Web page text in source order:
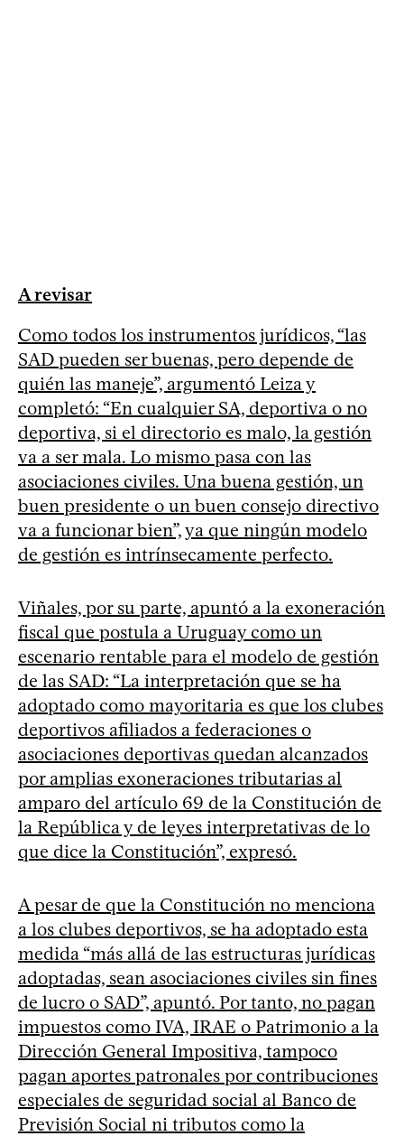
A revisar
Como todos los instrumentos jurídicos, “las
SAD pueden ser buenas, pero depende de
quién las maneje”, argumentó Leiza y
completó: “En cualquier SA, deportiva o no
deportiva, si el directorio es malo, la gestión
va a ser mala. Lo mismo pasa con las
asociaciones civiles. Una buena gestión, un
buen presidente o un buen consejo directivo
va a funcionar bien”, ya que ningún modelo
de gestión es intrínsecamente perfecto.
Viñales, por su parte, apuntó a la exoneración
fiscal que postula a Uruguay como un
escenario rentable para el modelo de gestión
de las SAD: “La interpretación que se ha
adoptado como mayoritaria es que los clubes
deportivos afiliados a federaciones o
asociaciones deportivas quedan alcanzados
por amplias exoneraciones tributarias al
amparo del artículo 69 de la Constitución de
la República y de leyes interpretativas de lo
que dice la Constitución”, expresó.
A pesar de que la Constitución no menciona
a los clubes deportivos, se ha adoptado esta
medida “más allá de las estructuras jurídicas
adoptadas, sean asociaciones civiles sin fines
de lucro o SAD”, apuntó. Por tanto, no pagan
impuestos como IVA, IRAE o Patrimonio a la
Dirección General Impositiva, tampoco
pagan aportes patronales por contribuciones
especiales de seguridad social al Banco de
Previsión Social ni tributos como la